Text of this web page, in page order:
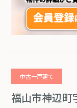
中古一戸建て
福山市神辺